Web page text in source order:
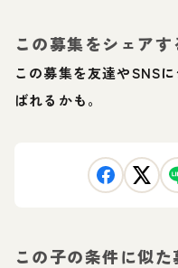
この募集をシェアす
この募集を友達やSNS
ばれるかも。
この子の条件に似た